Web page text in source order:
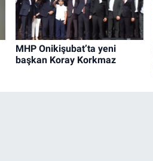
MHP Onikişubat’ta yeni
başkan Koray Korkmaz